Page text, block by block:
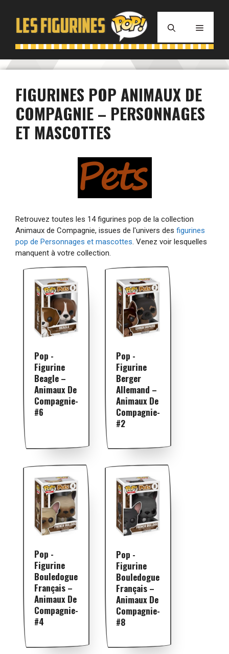
contenu
MENU
FIGURINES POP ANIMAUX DE
COMPAGNIE – PERSONNAGES
ET MASCOTTES
Retrouvez toutes les 14 figurines pop de la collection
Animaux de Compagnie, issues de l'univers des figurines
pop de Personnages et mascottes. Venez voir lesquelles
manquent à votre collection.
Pop -
Figurine
Beagle –
Animaux De
Compagnie-
#6
Pop -
Figurine
Berger
Allemand –
Animaux De
Compagnie-
#2
Pop -
Figurine
Bouledogue
Français –
Animaux De
Compagnie-
#4
Pop -
Figurine
Bouledogue
Français –
Animaux De
Compagnie-
#8